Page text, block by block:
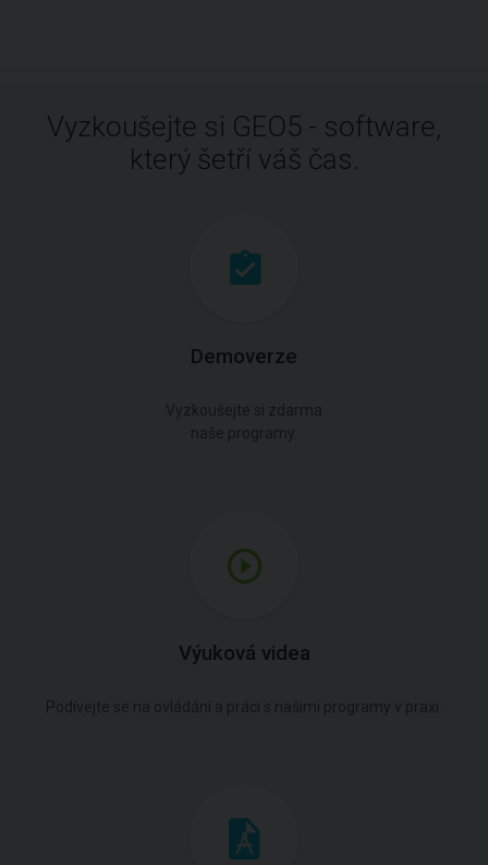
Vyzkoušejte si GEO5 - software,
který šetří váš čas.
Demoverze
Vyzkoušejte si zdarma
naše programy.
Výuková videa
Podívejte se na ovládání a práci s našimi programy v praxi.